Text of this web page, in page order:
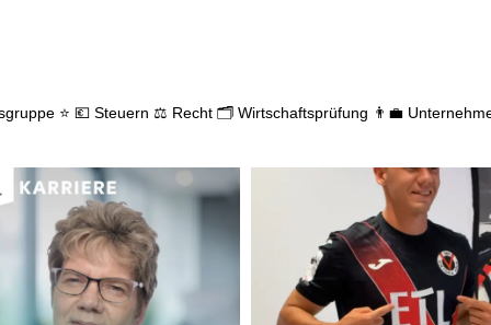
⭐ 💶 Steuern ⚖️ Recht 🗂️ Wirtschaftsprüfung 👨‍💼